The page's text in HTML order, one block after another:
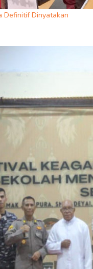
Definitif Dinyatakan